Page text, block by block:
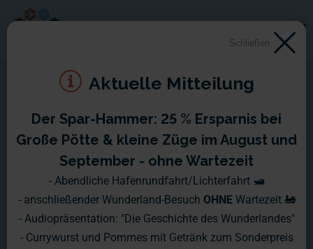
Schließen
Aktuelle Mitteilung
Der Spar-Hammer: 25 % Ersparnis bei
Große Pötte & kleine Züge im August und
September - ohne Wartezeit
- Abendliche Hafenrundfahrt/Lichterfahrt 🛥️
- anschließender Wunderland-Besuch OHNE Wartezeit 🚂
- Audiopräsentation: "Die Geschichte des Wunderlandes"
- Currywurst und Pommes mit Getränk zum Sonderpreis